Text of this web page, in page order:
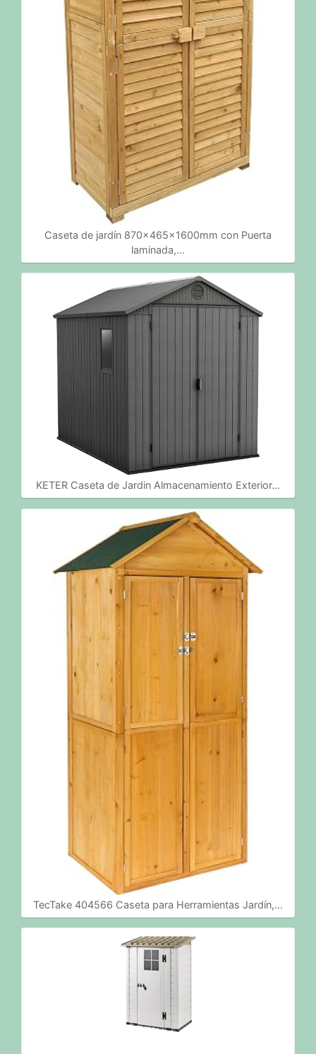
Caseta de jardín 870x465x1600mm con Puerta
laminada,…
KETER Caseta de Jardin Almacenamiento Exterior…
TecTake 404566 Caseta para Herramientas Jardín,…